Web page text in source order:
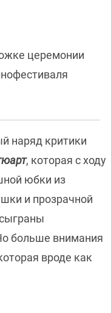
церемонии
наряд критики
, которая с ходу
юбки из
и прозрачной
больше внимания
вроде как